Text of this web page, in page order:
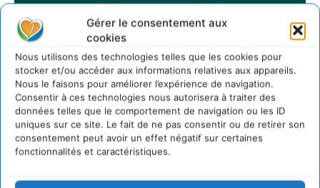
Gérer le consentement aux
cookies
Nous utilisons des technologies telles que les cookies pour
stocker et/ou accéder aux informations relatives aux appareils.
Nous le faisons pour améliorer l’expérience de navigation.
Consentir à ces technologies nous autorisera à traiter des
données telles que le comportement de navigation ou les ID
uniques sur ce site. Le fait de ne pas consentir ou de retirer son
consentement peut avoir un effet négatif sur certaines
fonctionnalités et caractéristiques.
Sur Cdurable
Comment le sol français a perdu sa mémoire
hydrique et déréglé tout le territoire (2020-2026)
2 août 2026
Développer notre attention aux espèces vivantes
30 juillet 2026